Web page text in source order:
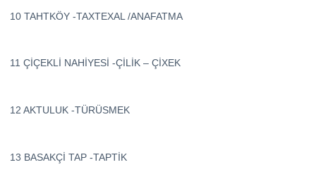
10 TAHTKÖY -TAXTEXAL /ANAFATMA
11 ÇİÇEKLİ NAHİYESİ -ÇİLİK – ÇİXEK
12 AKTULUK -TÜRÜSMEK
13 BASAKÇİ TAP -TAPTİK